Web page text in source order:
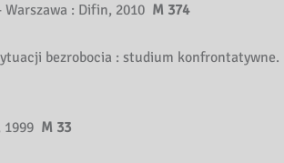
: Difin, 2010 M 374
bezrobocia : studium
M 33